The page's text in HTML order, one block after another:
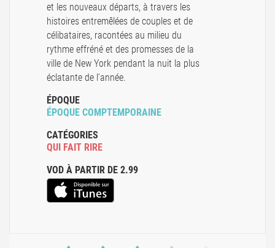
et les nouveaux départs, à travers les
histoires entremêlées de couples et de
célibataires, racontées au milieu du
rythme effréné et des promesses de la
ville de New York pendant la nuit la plus
éclatante de l’année.
ÉPOQUE
ÉPOQUE COMPTEMPORAINE
CATÉGORIES
QUI FAIT RIRE
VOD À PARTIR DE 2.99